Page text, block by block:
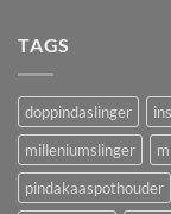
TAGS
doppindaslinger
milleniumslinger
pindakaaspothouder